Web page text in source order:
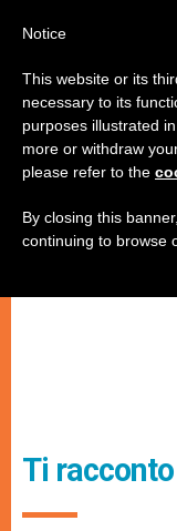
Ti
Notice
This website or its
necessary to its
purposes illustrated
more or withdraw
please refer to the
By closing this
continuing to browse